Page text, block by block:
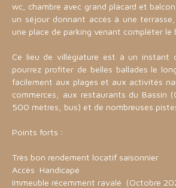
wc, chambre avec grand placard et
un séjour donnant accès à une
une place de parking venant compléter le
Ce lieu de villégiature est à un instant
pourrez profiter de belles ballades le
facilement aux plages et aux activités
commerces, aux restaurants du Bassin
500 mètres, bus) et de nombreuses
Points forts :
Très bon rendement locatif saisonnier
Accès Handicapé
Immeuble récemment ravalé (Octobre